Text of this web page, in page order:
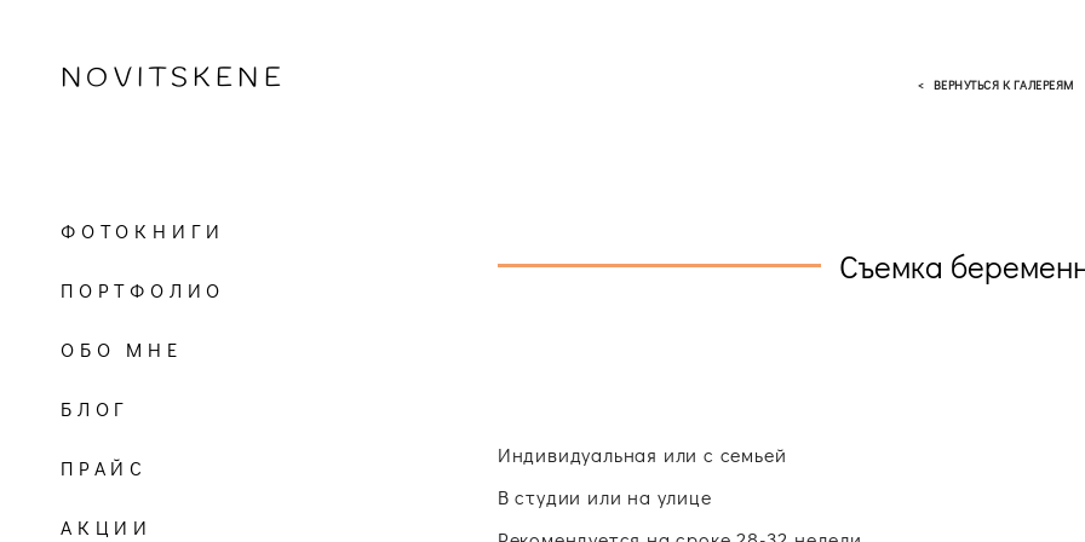
NOVITSKENE
ФОТОКНИГИ
ПОРТФОЛИО
ОБО МНЕ
БЛОГ
ПРАЙС
АКЦИИ
< ВЕРНУТЬСЯ К ГАЛЕРЕЯМ
Съемка
Индивидуальная или с семьей
В студии или на улице